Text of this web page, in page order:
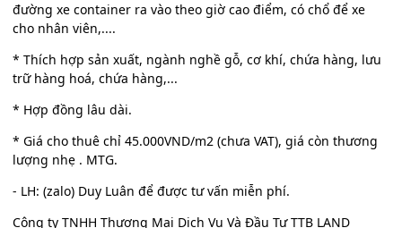
đường xe container ra vào theo giờ cao điểm, có chổ để xe
cho nhân viên,....
* Thích hợp sản xuất, ngành nghề gỗ, cơ khí, chứa hàng, lưu
trữ hàng hoá, chứa hàng,...
* Hợp đồng lâu dài.
* Giá cho thuê chỉ 45.000VND/m2 (chưa VAT), giá còn thương
lượng nhẹ . MTG.
- LH: (zalo) Duy Luân để được tư vấn miễn phí.
Công ty TNHH Thương Mại Dịch Vụ Và Đầu Tư TTB LAND